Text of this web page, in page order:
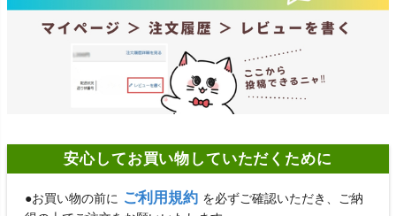
安心してお買い物していただくために
●お買い物の前に ご利用規約 を必ずご確認いただき、ご納